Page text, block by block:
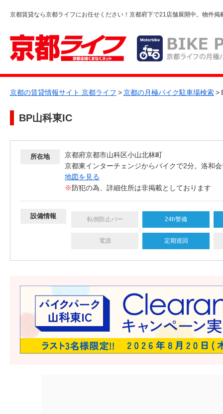
京都賃貸なら京都ライフにお任せください！京都府下で21店舗展開中。物件掲
京都の賃貸情報サイト 京都ライフ >京都の月極バイク駐車場検索>
BP山科東IC
所在地
京都府京都市山科区小山北林町
京都東インターチェンジからバイクで2分。洛和
地図を見る
※防犯の為、詳細住所は非掲載としております
設備情報 転倒防止バー 24h警備
電源 定期巡回